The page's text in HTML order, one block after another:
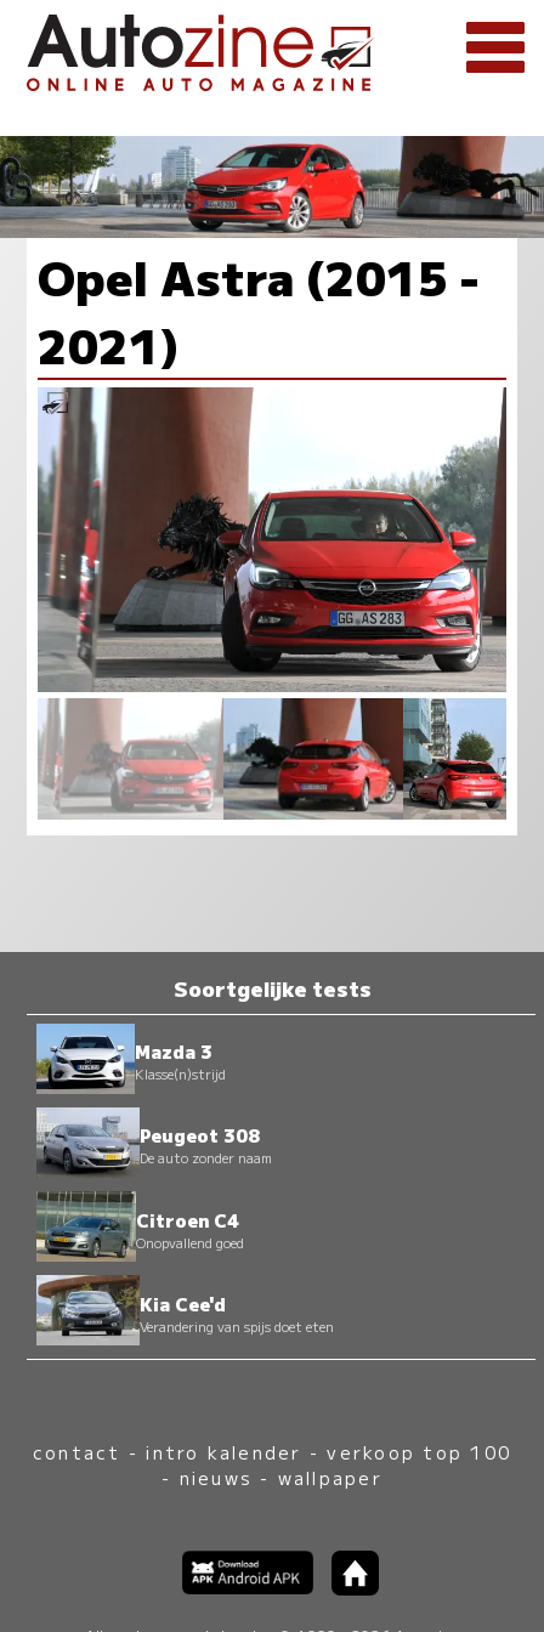
Opel Astra (2015 -
2021)
Soortgelijke tests
Mazda 3
Klasse(n)strijd
Peugeot 308
De auto zonder naam
Citroen C4
Onopvallend goed
Kia Cee'd
Verandering van spijs doet eten
contact -intro kalender -verkoop top 100
- nieuws - wallpaper